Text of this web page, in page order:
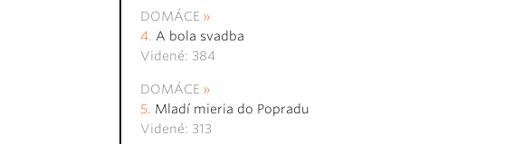
DOMÁCE
A bola svadba
Videné: 384
DOMÁCE
Mladí mieria do Popradu
Videné: 313